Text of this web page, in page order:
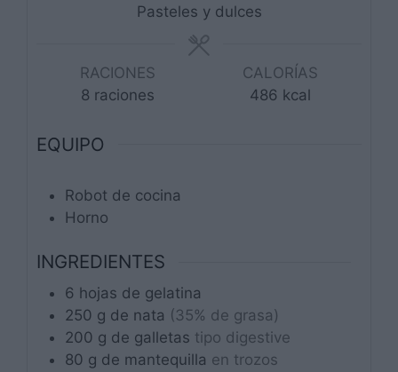
Pasteles y dulces
RACIONES
8 raciones
CALORÍAS
486 kcal
EQUIPO
Robot de cocina
Horno
INGREDIENTES
6 hojas de gelatina
250 g de nata (35% de grasa)
200 g de galletas tipo digestive
80 g de mantequilla en trozos